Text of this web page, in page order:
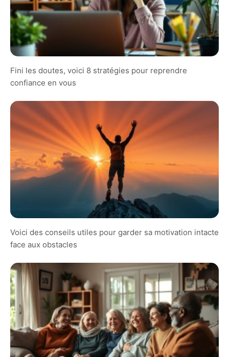
Fini les doutes, voici 8 stratégies pour reprendre
confiance en vous
Voici des conseils utiles pour garder sa motivation intacte
face aux obstacles